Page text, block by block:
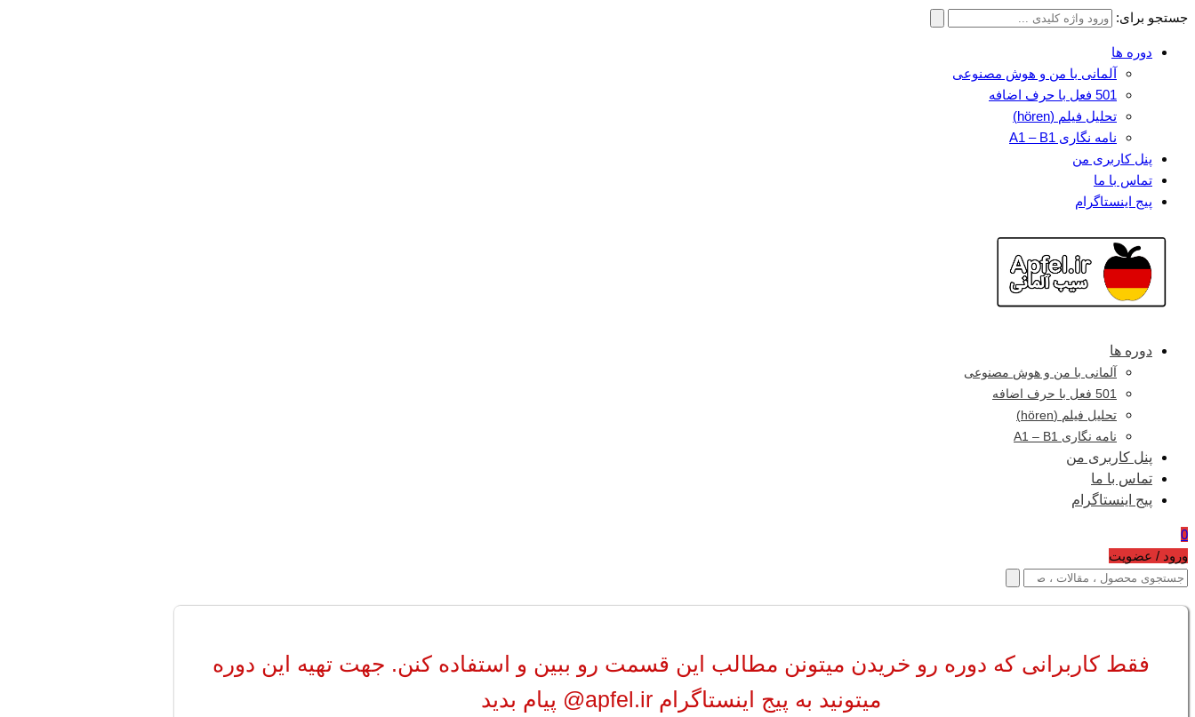
جستجو برای:
دوره ها
آلمانی با من و هوش مصنوعی
501 فعل با حرف اضافه
تحلیل فیلم (hören)
نامه نگاری A1 – B1
پنل کاربری من
تماس با ما
پیج اینستاگرام
دوره ها
آلمانی با من و هوش مصنوعی
501 فعل با حرف اضافه
تحلیل فیلم (hören)
نامه نگاری A1 – B1
پنل کاربری من
تماس با ما
پیج اینستاگرام
0
ورود / عضویت
فقط کاربرانی که دوره رو خریدن میتونن مطالب این قسمت رو ببین و استفاده کنن. جهت تهیه این دوره
میتونید به پیج اینستاگرام apfel.ir@ پیام بدید